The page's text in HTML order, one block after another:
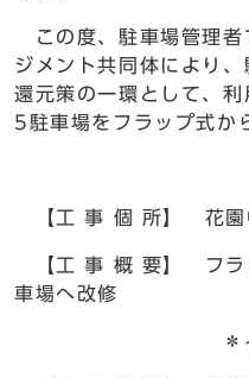
この度、駐車場管理者
ジメント共同体により
還元策の一環として、
5駐車場をフラップ式か
【工 事 個 所】 花園
【工 事 概 要】 フラ
車場へ改修
＊イメージは